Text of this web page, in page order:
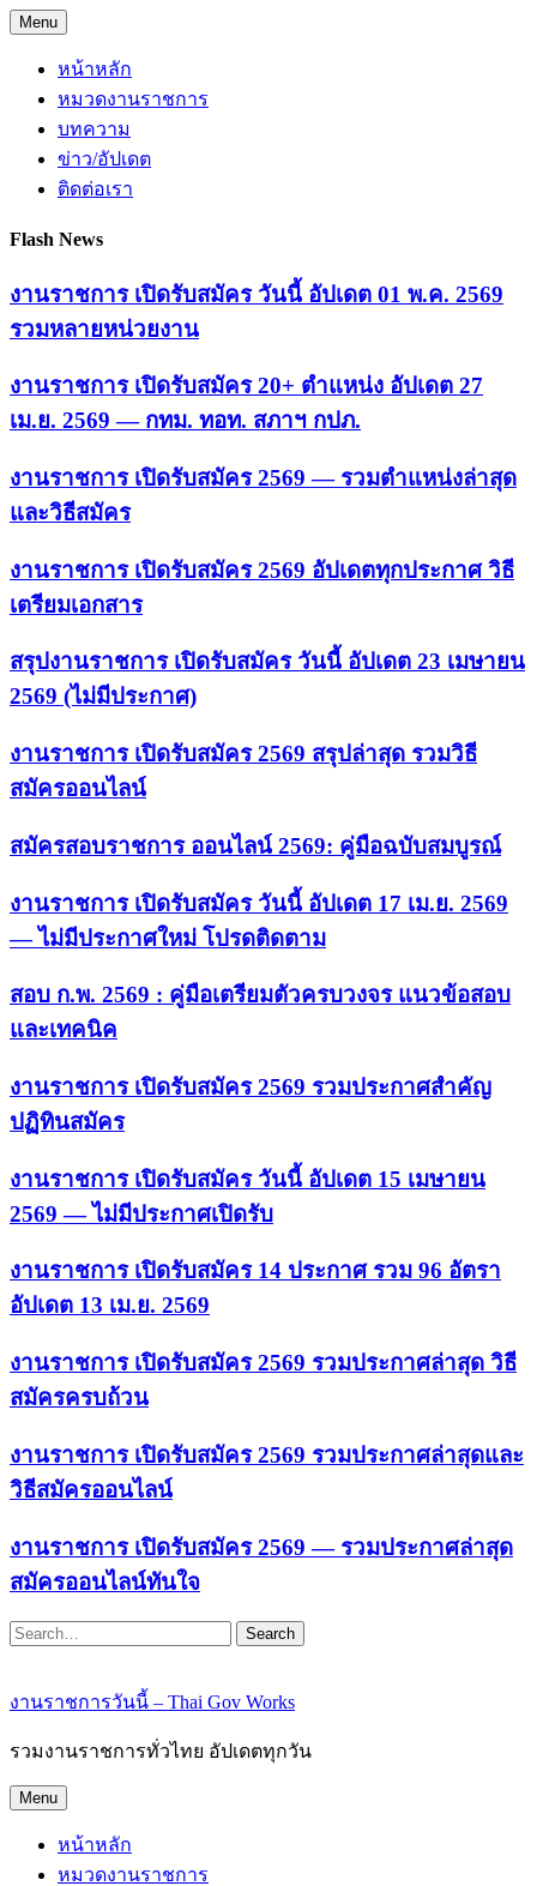
Skip
to
content
Menu
หน้าหลัก
หมวดงานราชการ
บทความ
ข่าว/อัปเดต
ติดต่อเรา
Flash News
งานราชการ เปิดรับสมัคร วันนี้ อัปเดต 01 พ.ค. 2569
รวมหลายหน่วยงาน
งานราชการ เปิดรับสมัคร 20+ ตำแหน่ง อัปเดต 27
เม.ย. 2569 — กทม. ทอท. สภาฯ กปภ.
งานราชการ เปิดรับสมัคร 2569 — รวมตำแหน่งล่าสุด
และวิธีสมัคร
งานราชการ เปิดรับสมัคร 2569 อัปเดตทุกประกาศ วิธี
เตรียมเอกสาร
สรุปงานราชการ เปิดรับสมัคร วันนี้ อัปเดต 23 เมษายน
2569 (ไม่มีประกาศ)
งานราชการ เปิดรับสมัคร 2569 สรุปล่าสุด รวมวิธี
สมัครออนไลน์
สมัครสอบราชการ ออนไลน์ 2569: คู่มือฉบับสมบูรณ์
งานราชการ เปิดรับสมัคร วันนี้ อัปเดต 17 เม.ย. 2569
— ไม่มีประกาศใหม่ โปรดติดตาม
สอบ ก.พ. 2569 : คู่มือเตรียมตัวครบวงจร แนวข้อสอบ
และเทคนิค
งานราชการ เปิดรับสมัคร 2569 รวมประกาศสำคัญ
ปฏิทินสมัคร
งานราชการ เปิดรับสมัคร วันนี้ อัปเดต 15 เมษายน
2569 — ไม่มีประกาศเปิดรับ
งานราชการ เปิดรับสมัคร 14 ประกาศ รวม 96 อัตรา
อัปเดต 13 เม.ย. 2569
งานราชการ เปิดรับสมัคร 2569 รวมประกาศล่าสุด วิธี
สมัครครบถ้วน
งานราชการ เปิดรับสมัคร 2569 รวมประกาศล่าสุดและ
วิธีสมัครออนไลน์
งานราชการ เปิดรับสมัคร 2569 — รวมประกาศล่าสุด
สมัครออนไลน์ทันใจ
Search
งานราชการวันนี้ – Thai Gov Works
รวมงานราชการทั่วไทย อัปเดตทุกวัน
Menu
หน้าหลัก
หมวดงานราชการ